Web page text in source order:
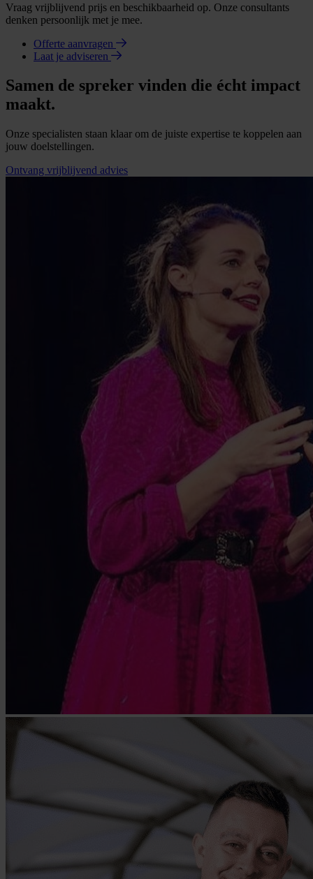
Vraag vrijblijvend prijs en beschikbaarheid op. Onze consultants
denken persoonlijk met je mee.
Offerte aanvragen
Laat je adviseren
Samen de spreker vinden die écht impact
maakt.
Onze specialisten staan klaar om de juiste expertise te koppelen aan
jouw doelstellingen.
Ontvang vrijblijvend advies